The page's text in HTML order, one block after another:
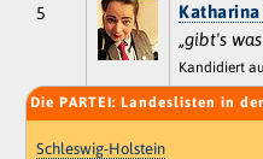
5
„gibt's
Kandidiert
Die PARTEI: Landeslisten in
Schleswig-Holstein